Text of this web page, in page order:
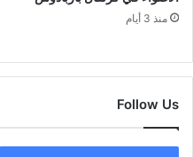
منذ 3 أيام
Follow Us